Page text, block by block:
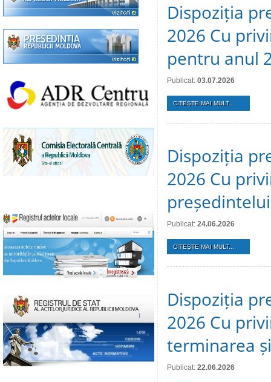
Dispoziția
2026 Cu
pentru anul
Publicat: 03.07.2026
CITEŞTE MAI MULT...
Dispoziția
2026 Cu
Publicat: 24.06.2026
CITEŞTE MAI MULT...
Dispoziția
2026 Cu
terminarea
Publicat: 22.06.2026